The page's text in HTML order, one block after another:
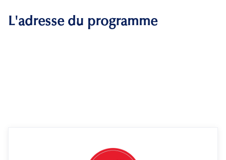
L'adresse du programme